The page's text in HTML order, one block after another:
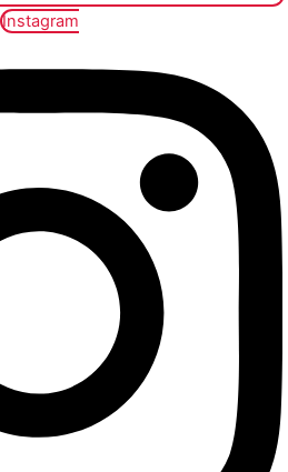
Instagram